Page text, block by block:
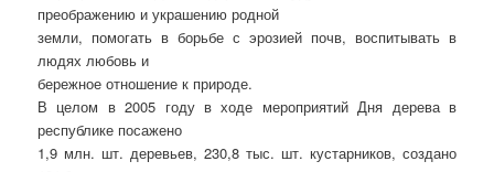
преображению и украшению родной
земли, помогать в борьбе с эрозией почв, воспитывать в
людях любовь и
бережное отношение к природе.
В целом в 2005 году в ходе мероприятий Дня дерева в
республике посажено
1,9 млн. шт. деревьев, 230,8 тыс. шт. кустарников, создано